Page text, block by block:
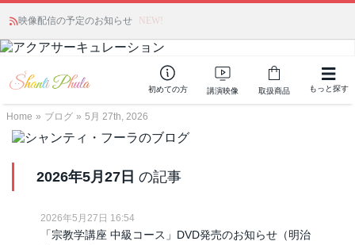
映像配信の予定のお知らせ NEW!
かつて愛されていた人気商品が復活！夏場に活躍するジェルクリーム「アク
アサーキュレーション」💖🏖️ 8月末までの購入でポイント還元も✨
初めての方 講演映像 取扱商品 もっと探す
Home » ブログ » 5月 27th, 2026
2026年5月27日 の記事
2026年5月27日 16:54
「宗教学講座 中級コース」DVD発売のお知らせ（明治